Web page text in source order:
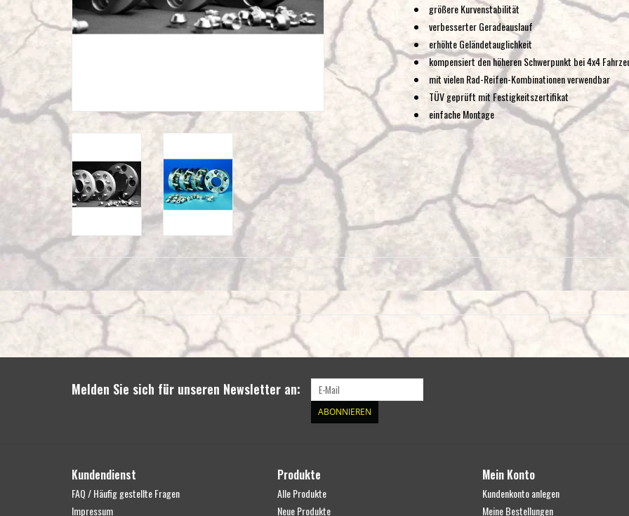
größere Kurvenstabilität
verbesserter Geradeauslauf
erhöhte Geländetauglichkeit
kompensiert den höheren Schwerpunkt bei 4x4
mit vielen Rad-Reifen-Kombinationen verwendbar
TÜV geprüft mit Festigkeitszertifikat
einfache Montage
Melden Sie sich für unseren Newsletter an:
ABONNIEREN
Kundendienst
FAQ / Häufig gestellte Fragen
Impressum
Produkte
Alle Produkte
Neue Produkte
Mein Konto
Kundenkonto anlegen
Meine Bestellungen